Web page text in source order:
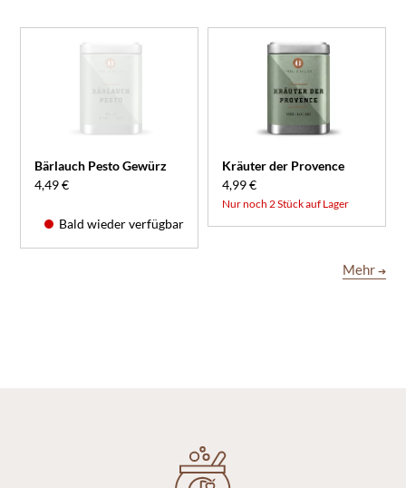
Bärlauch Pesto Gewürz
4,49 €
Bald wieder verfügbar
Kräuter der Provence
4,99 €
Nur noch 2 Stück auf Lager
Mehr ➔